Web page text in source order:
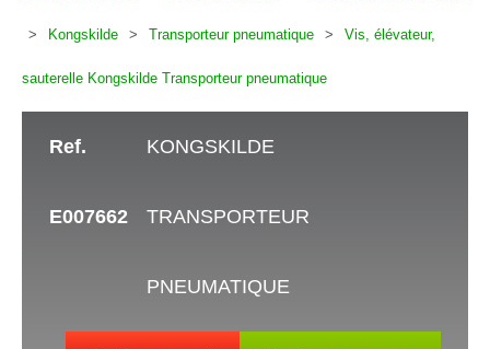
Kongskilde Transporteur pneumatique Vis, élévateur,
sauterelle Kongskilde Transporteur pneumatique
KONGSKILDE
TRANSPORTEUR
PNEUMATIQUE
Ref.
E007662